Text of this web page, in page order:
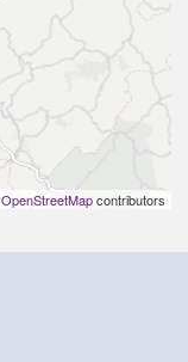
OpenStreetMapcontributors